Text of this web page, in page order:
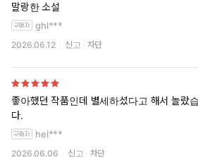
말랑한 소설
ghl***
2026.06.12 신고 차단
좋아했던 작품인데 별세하셨다고 해서 놀랐
다.
hel***
2026.06.06 신고 차단